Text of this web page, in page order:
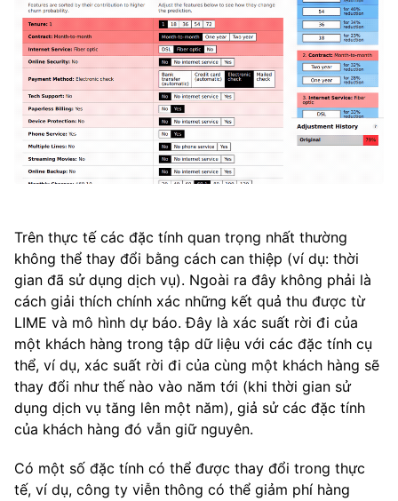
Trên thực tế các đặc tính quan trọng nhất thường
không thể thay đổi bằng cách can thiệp (ví dụ: thời
gian đã sử dụng dịch vụ). Ngoài ra đây không phải là
cách giải thích chính xác những kết quả thu được từ
LIME và mô hình dự báo. Đây là xác suất rời đi của
một khách hàng trong tập dữ liệu với các đặc tính cụ
thể, ví dụ, xác suất rời đi của cùng một khách hàng sẽ
thay đổi như thế nào vào năm tới (khi thời gian sử
dụng dịch vụ tăng lên một năm), giả sử các đặc tính
của khách hàng đó vẫn giữ nguyên.
Có một số đặc tính có thể được thay đổi trong thực
tế, ví dụ, công ty viễn thông có thể giảm phí hàng